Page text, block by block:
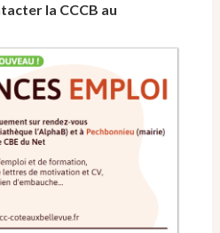
la CCCB au